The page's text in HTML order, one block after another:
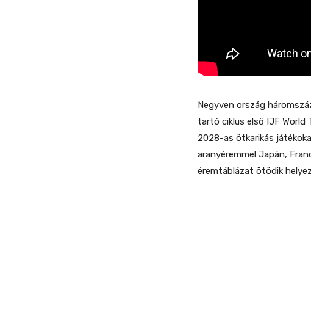
Negyven ország
tartó ciklus első IJF
2028-as ötkarikás
aranyéremmel Japán,
éremtáblázat ötödik